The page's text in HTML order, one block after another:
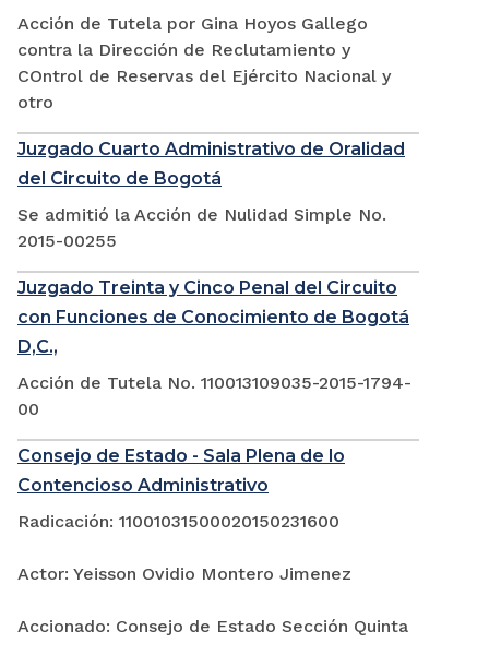
Acción de Tutela por Gina Hoyos Gallego
contra la Dirección de Reclutamiento y
COntrol de Reservas del Ejército Nacional y
otro
Juzgado Cuarto Administrativo de Oralidad
del Circuito de Bogotá
Se admitió la Acción de Nulidad Simple No.
2015-00255
Juzgado Treinta y Cinco Penal del Circuito
con Funciones de Conocimiento de Bogotá
D,C.,
Acción de Tutela No. 110013109035-2015-1794-
00
Consejo de Estado - Sala Plena de lo
Contencioso Administrativo
Radicación: 11001031500020150231600
Actor: Yeisson Ovidio Montero Jimenez
Accionado: Consejo de Estado Sección Quinta